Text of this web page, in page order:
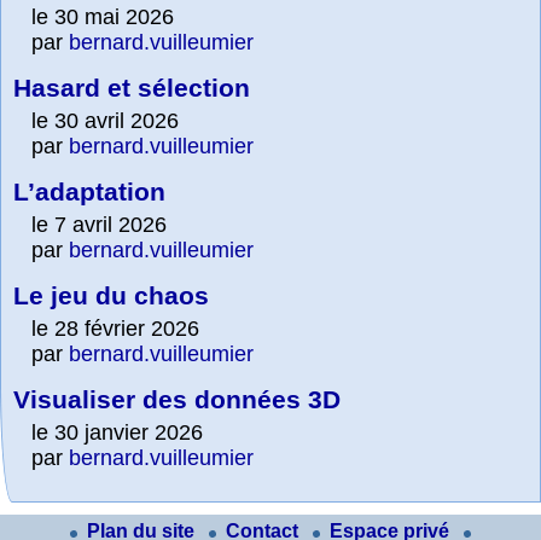
le 30 mai 2026
par bernard.vuilleumier
Hasard et sélection
le 30 avril 2026
par bernard.vuilleumier
L’adaptation
le 7 avril 2026
par bernard.vuilleumier
Le jeu du chaos
le 28 février 2026
par bernard.vuilleumier
Visualiser des données 3D
le 30 janvier 2026
par bernard.vuilleumier
Plan du site Contact Espace privé